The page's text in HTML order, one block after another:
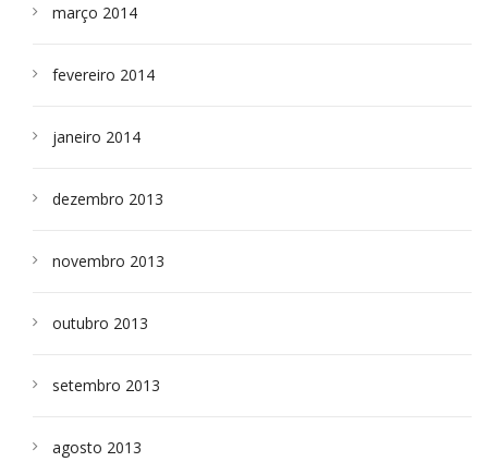
março 2014
fevereiro 2014
janeiro 2014
dezembro 2013
novembro 2013
outubro 2013
setembro 2013
agosto 2013